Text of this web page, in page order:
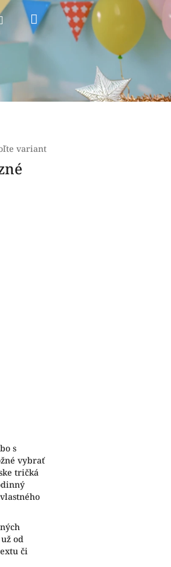
PrihlásenieNákupný
variant
s
vybrať
tričká
od
či